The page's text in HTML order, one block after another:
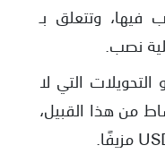
فيها، وتتعلق بـ
التي لا
من هذا القبيل،